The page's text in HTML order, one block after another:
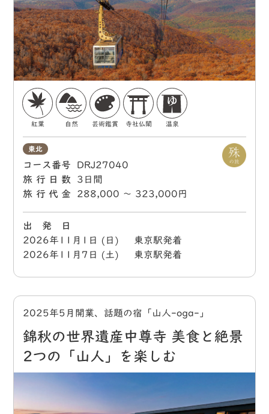
紅葉 自然 芸術鑑賞 寺社仏閣 温泉
東北
コース番号
DRJ27040
旅行日数
3日間
旅行代金
288,000 〜 323,000円
出 発 日
2026年11月1日 (日) 東京駅発着
2026年11月7日 (土) 東京駅発着
2025年5月開業、話題の宿「山人-oga-」
錦秋の世界遺産中尊寺 美食と絶景
2つの「山人」を楽しむ